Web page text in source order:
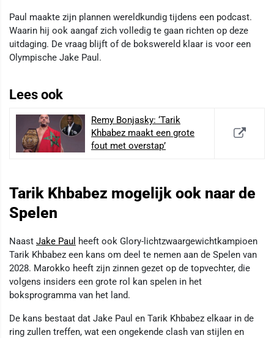
Paul maakte zijn plannen wereldkundig tijdens een podcast.
Waarin hij ook aangaf zich volledig te gaan richten op deze
uitdaging. De vraag blijft of de bokswereld klaar is voor een
Olympische Jake Paul.
Lees ook
Remy Bonjasky: ‘Tarik
Khbabez maakt een grote
fout met overstap’
Tarik Khbabez mogelijk ook naar de
Spelen
Naast Jake Paul heeft ook Glory-lichtzwaargewichtkampioen
Tarik Khbabez een kans om deel te nemen aan de Spelen van
2028. Marokko heeft zijn zinnen gezet op de topvechter, die
volgens insiders een grote rol kan spelen in het
boksprogramma van het land.
De kans bestaat dat Jake Paul en Tarik Khbabez elkaar in de
ring zullen treffen, wat een ongekende clash van stijlen en